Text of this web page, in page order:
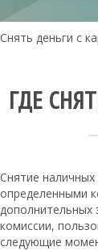
Снять деньги с
ГДЕ
Снятие
определенными
дополнительных
комиссии,
следующие